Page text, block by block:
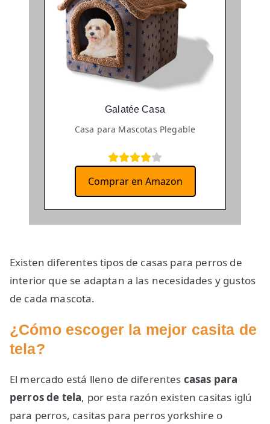
Galatée Casa
Casa para Mascotas Plegable
Comprar en Amazon
Existen diferentes tipos de casas para perros de
interior que se adaptan a las necesidades y gustos
de cada mascota.
¿Cómo escoger la mejor casita de
tela?
El mercado está lleno de diferentes casas para
perros de tela, por esta razón existen casitas iglú
para perros, casitas para perros yorkshire o